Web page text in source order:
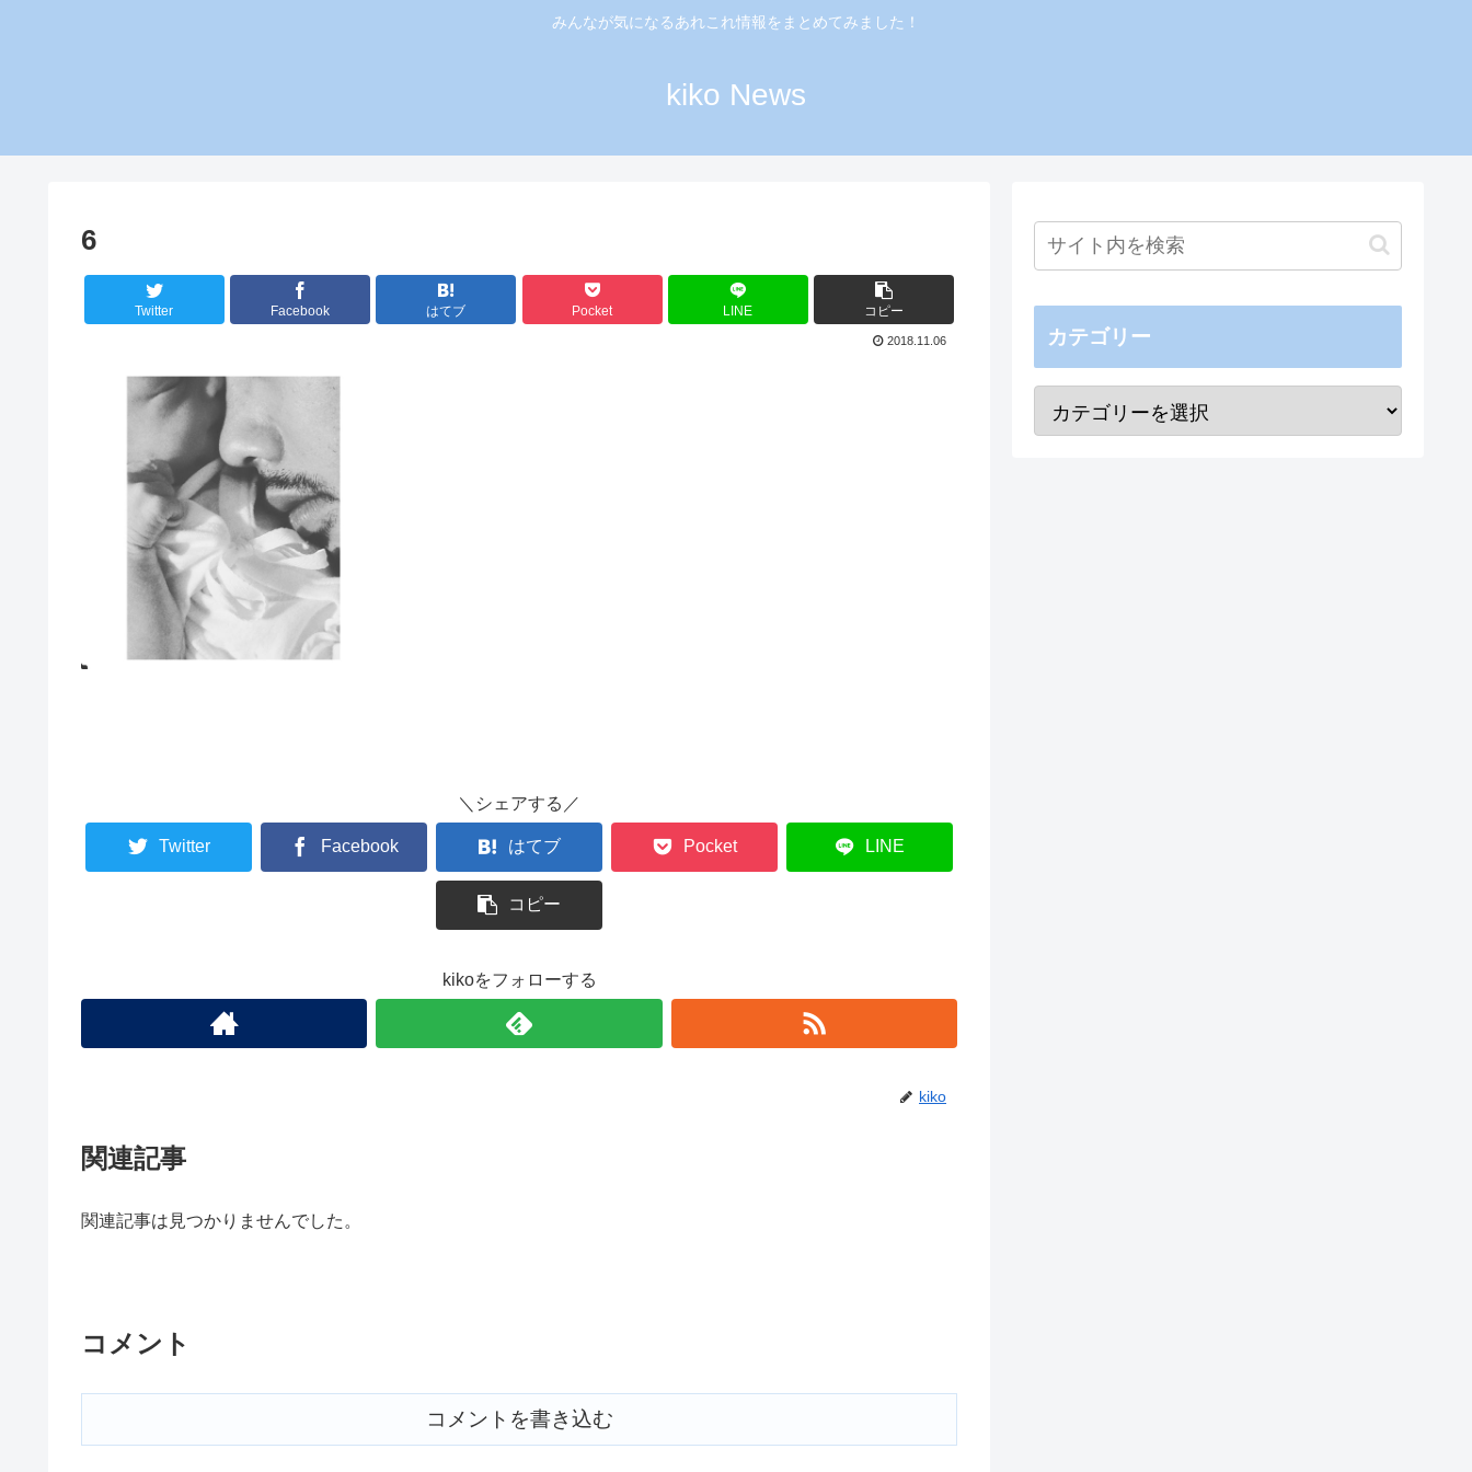
みんなが気になるあれこれ情報をまとめてみました！
kiko News
6
Twitter Facebook はてブ Pocket LINE コピー
2018.11.06
＼シェアする／
Twitter Facebook はてブ Pocket LINE
コピー
kikoをフォローする
kiko
関連記事
関連記事は見つかりませんでした。
コメント
コメントを書き込む
カテゴリー